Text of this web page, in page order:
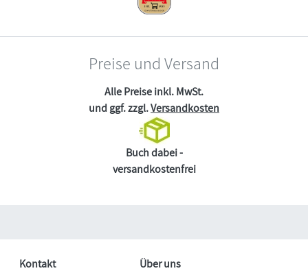
Preise und Versand
Alle Preise inkl. MwSt.
und ggf. zzgl.Versandkosten
Buch dabei -
versandkostenfrei
Kontakt Über uns